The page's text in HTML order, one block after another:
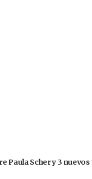
Paula Scher y 3